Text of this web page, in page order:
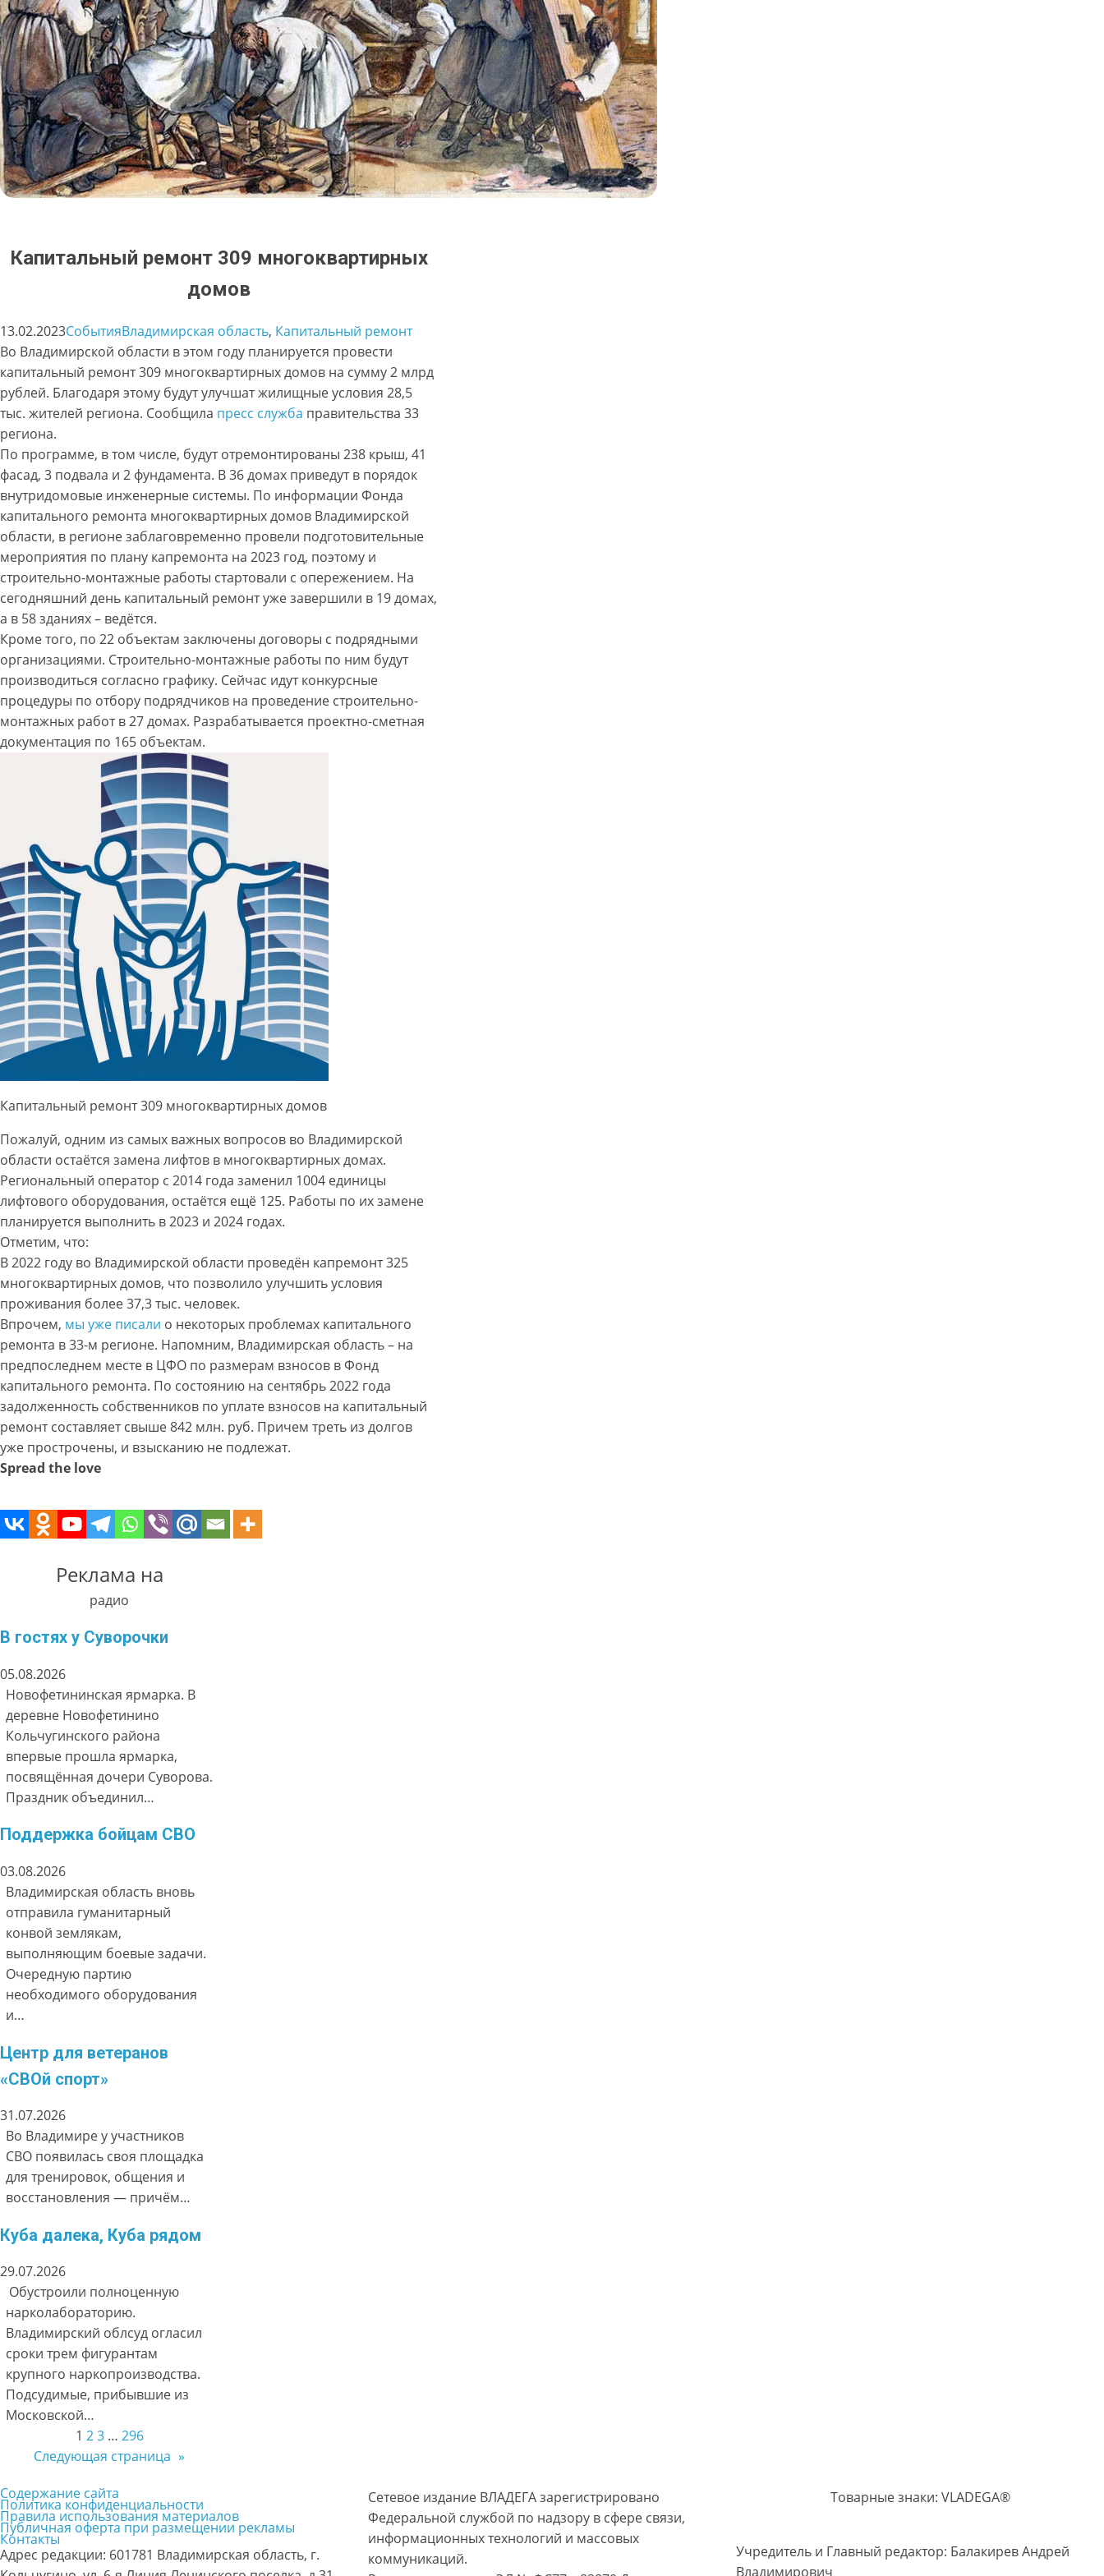
Капитальный ремонт 309 многоквартирных
домов
13.02.2023СобытияВладимирская область, Капитальный ремонт
Во Владимирской области в этом году планируется провести
капитальный ремонт 309 многоквартирных домов на сумму 2 млрд
рублей. Благодаря этому будут улучшат жилищные условия 28,5
тыс. жителей региона. Сообщила пресс служба правительства 33
региона.
По программе, в том числе, будут отремонтированы 238 крыш, 41
фасад, 3 подвала и 2 фундамента. В 36 домах приведут в порядок
внутридомовые инженерные системы. По информации Фонда
капитального ремонта многоквартирных домов Владимирской
области, в регионе заблаговременно провели подготовительные
мероприятия по плану капремонта на 2023 год, поэтому и
строительно-монтажные работы стартовали с опережением. На
сегодняшний день капитальный ремонт уже завершили в 19 домах,
а в 58 зданиях – ведётся.
Кроме того, по 22 объектам заключены договоры с подрядными
организациями. Строительно-монтажные работы по ним будут
производиться согласно графику. Сейчас идут конкурсные
процедуры по отбору подрядчиков на проведение строительно-
монтажных работ в 27 домах. Разрабатывается проектно-сметная
документация по 165 объектам.
Капитальный ремонт 309 многоквартирных домов
Пожалуй, одним из самых важных вопросов во Владимирской
области остаётся замена лифтов в многоквартирных домах.
Региональный оператор с 2014 года заменил 1004 единицы
лифтового оборудования, остаётся ещё 125. Работы по их замене
планируется выполнить в 2023 и 2024 годах.
Отметим, что:
В 2022 году во Владимирской области проведён капремонт 325
многоквартирных домов, что позволило улучшить условия
проживания более 37,3 тыс. человек.
Впрочем, мы уже писали о некоторых проблемах капитального
ремонта в 33-м регионе. Напомним, Владимирская область – на
предпоследнем месте в ЦФО по размерам взносов в Фонд
капитального ремонта. По состоянию на сентябрь 2022 года
задолженность собственников по уплате взносов на капитальный
ремонт составляет свыше 842 млн. руб. Причем треть из долгов
уже прострочены, и взысканию не подлежат.
Spread the love
Реклама на
радио
В гостях у Суворочки
05.08.2026
Новофетининская ярмарка. В
деревне Новофетинино
Кольчугинского района
впервые прошла ярмарка,
посвящённая дочери Суворова.
Праздник объединил…
Поддержка бойцам СВО
03.08.2026
Владимирская область вновь
отправила гуманитарный
конвой землякам,
выполняющим боевые задачи.
Очередную партию
необходимого оборудования
и…
Центр для ветеранов
«СВОй спорт»
31.07.2026
Во Владимире у участников
СВО появилась своя площадка
для тренировок, общения и
восстановления — причём…
Куба далека, Куба рядом
29.07.2026
Обустроили полноценную
нарколабораторию.
Владимирский облсуд огласил
сроки трем фигурантам
крупного наркопроизводства.
Подсудимые, прибывшие из
Московской…
1 23 … 296
Следующая страница »
Содержание сайта
Политика конфиденциальности
Правила использования материалов
Публичная оферта при размещении рекламы
Контакты
Адрес редакции: 601781 Владимирская область, г.
Сетевое издание ВЛАДЕГА зарегистрировано
Федеральной службой по надзору в сфере связи,
информационных технологий и массовых
коммуникаций.
Товарные знаки: VLADEGA®
Учредитель и Главный редактор: Балакирев Андрей
Владимирович